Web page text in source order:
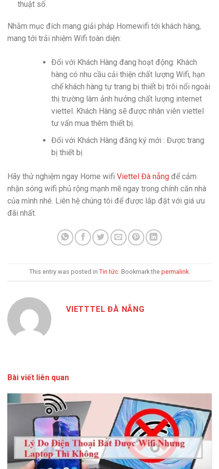
thuật số.
Nhằm mục đích mang giải pháp Homewifi tới khách hàng,
mang tới trải nhiệm Wifi toàn diện:
Đối với Khách Hàng đang hoạt động: Khách
hàng có nhu cầu cải thiện chất lượng Wifi, hạn
chế khách hàng tự trang bị thiết bị trôi nổi ngoài
thị trường làm ảnh hưởng chất lượng internet
viettel. Khách Hàng sẽ được nhân viên viettel
tư vấn mua thêm thiết bị.
Đối với Khách Hàng đăng ký mới : Được trang
bị thiết bị
Hãy thử nghiệm ngay Home wifi Viettel Đà nẵng để cảm
nhận sóng wifi phủ rộng mạnh mẽ ngay trong chính căn nhà
của mình nhé. Liên hệ chúng tôi để được lắp đặt với giá ưu
đãi nhất.
This entry was posted in Tin tức. Bookmark the permalink.
VIETTTEL ĐÀ NẴNG
Bài viết liên quan